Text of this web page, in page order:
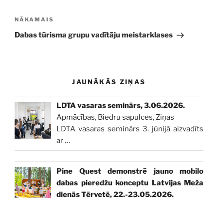
izvēlne
Nākamā
ziņa
NĀKAMAIS
Dabas tūrisma grupu vadītāju meistarklases
JAUNĀKĀS ZIŅAS
LDTA vasaras seminārs, 3.06.2026.
Apmācības, Biedru sapulces,Ziņas
LDTA vasaras seminārs 3. jūnijā aizvadīts
ar…
Pine Quest demonstrē jauno mobilo
dabas pieredžu konceptu Latvijas Meža
dienās Tērvetē, 22.-23.05.2026.